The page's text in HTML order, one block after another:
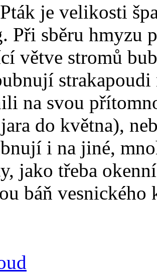
Pták je velikosti
Při sběru hmyzu
větve stromů
na svou
do května),
i na jiné,
jako třeba
báň vesnického